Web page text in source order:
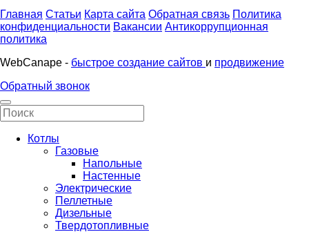
Главная Статьи Карта сайта Обратная связь Политика
конфиденциальности Вакансии Антикоррупционная
политика
WebCanape - быстрое создание сайтов и продвижение
Обратный звонок
Котлы
Газовые
Напольные
Настенные
Электрические
Пеллетные
Дизельные
Твердотопливные